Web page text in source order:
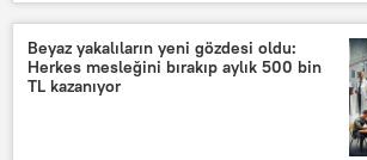
Ankara
İzmir
Brüt maaş
Net maaş
Eşit maaş
maaş krizi
Maaş zammı
Beyaz yakalıların yeni gözdesi oldu:
Herkes mesleğini bırakıp aylık 500 bin
TL kazanıyor